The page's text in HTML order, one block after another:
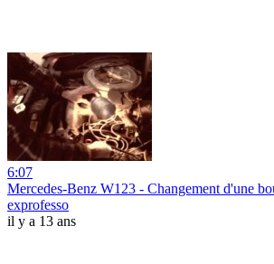
6:07
Mercedes-Benz W123 - Changement d'une
exprofesso
il y a 13 ans